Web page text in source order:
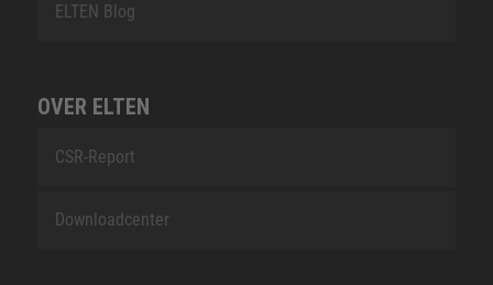
ELTEN Blog
OVER ELTEN
CSR-Report
Downloadcenter